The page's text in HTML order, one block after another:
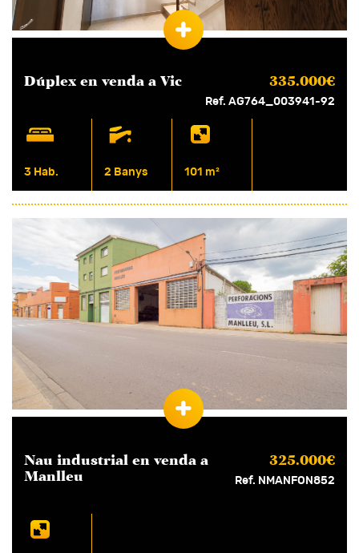
Dúplex en venda a Vic 335.000€
Ref. AG764_003941-92
3 Hab. 2 Banys 101 m²
Nau industrial en venda a
Manlleu
325.000€
Ref. NMANFON852